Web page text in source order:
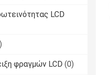
LCD
φραγμών LCD (0)